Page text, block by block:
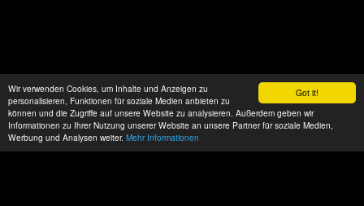
Got it!
Wir verwenden Cookies, um Inhalte und Anzeigen zu
personalisieren, Funktionen für soziale Medien anbieten zu
können und die Zugriffe auf unsere Website zu analysieren. Außerdem geben wir
Informationen zu Ihrer Nutzung unserer Website an unsere Partner für soziale Medien,
Werbung und Analysen weiter. Mehr Informationen